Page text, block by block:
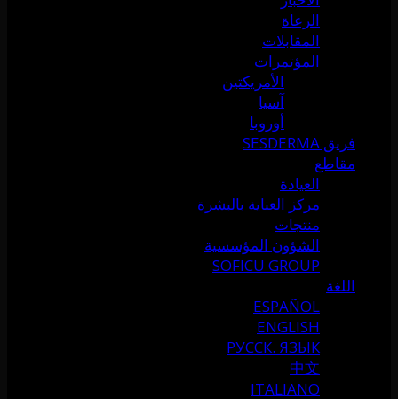
الرعاة
المقابلات
المؤتمرات
الأمريكتين
آسيا
أوروبا
فريق SESDERMA
مقاطع
العيادة
مركز العناية بالبشرة
منتجات
الشؤون المؤسسية
SOFICU GROUP
اللغة
ESPAÑOL
ENGLISH
РУССК. ЯЗЫК
中文
ITALIANO